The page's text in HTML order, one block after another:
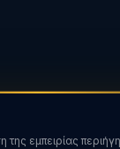
εμπειρίας